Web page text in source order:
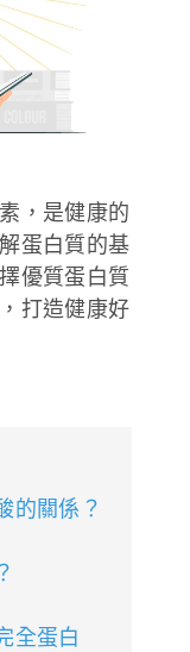
，是健康的
蛋白質的基
優質蛋白質
打造健康好
的關係？
全蛋白
粉絲團
康館